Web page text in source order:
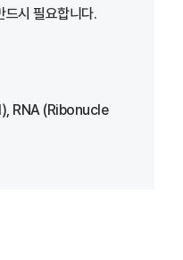
드시 필요합니다.
RNA (Ribonucle